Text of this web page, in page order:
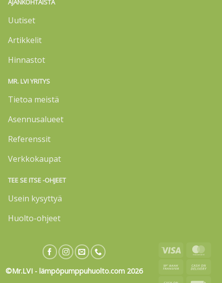
AJANKOHTAISTA
Uutiset
Artikkelit
Hinnastot
MR. LVI YRITYS
Tietoa meistä
Asennusalueet
Referenssit
Verkkokaupat
TEE SE ITSE -OHJEET
Usein kysyttyä
Huolto-ohjeet
©Mr.LVI - lämpöpumppuhuolto.com 2026
Visa
Bank